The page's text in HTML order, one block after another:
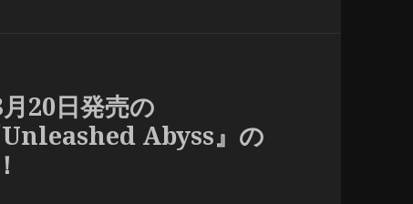
20日発売の
Abyss』の